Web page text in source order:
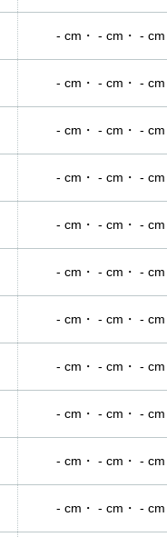
- cm・ - cm・ - cm
- cm・ - cm・ - cm
- cm・ - cm・ - cm
- cm・ - cm・ - cm
- cm・ - cm・ - cm
- cm・ - cm・ - cm
- cm・ - cm・ - cm
- cm・ - cm・ - cm
- cm・ - cm・ - cm
- cm・ - cm・ - cm
- cm・ - cm・ - cm